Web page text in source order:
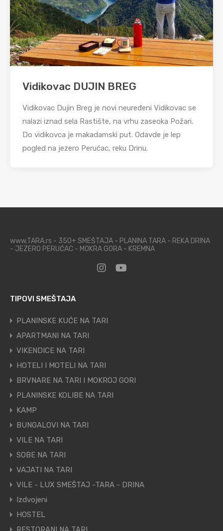
Vidikovac DUJIN BREG
Vidikovac Dujin Breg je novi neuređeni Vidikovac se
nalazi iznad sela Rastište, na vrhu zaseoka Požari.
Do vidikovca je makadamski put. Odavde je lep
pogled na jezero Perućac, reku Drinu.
www.TARA.rs - 350+ SMEŠTAJA - PLANINA TARA - REKA DRINA
- JEZERO PERUĆAC - MOKRA GORA - KREMNA
TIPOVI SMEŠTAJA
PLANINSKE KUĆE NA TARI
APARTMANI NA TARI
VIKENDICE NA TARI
HOTELI I MOTELI NA TARI
BRVNARE NA TARI I MOKROJ GORI
PLANINSKE KOLIBE NA TARI
KAMP
BUNGALOVI NA TARI
VILE NA TARI
SOBE NA TARI
VAJATI NA TARI
VILE - LUX SMEŠTAJ -TARA - DRINA
Izdvojeni
HOSTEL